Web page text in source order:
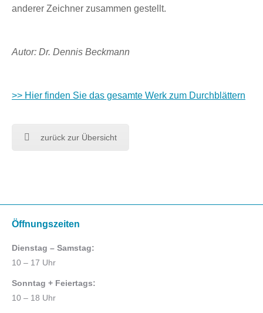
anderer Zeichner zusammen gestellt.
Autor: Dr. Dennis Beckmann
>> Hier finden Sie das gesamte Werk zum Durchblättern
zurück zur Übersicht
Öffnungszeiten
Dienstag – Samstag:
10 – 17 Uhr
Sonntag + Feiertags:
10 – 18 Uhr